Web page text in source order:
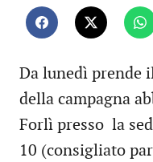
Da lunedì prende
della campagna
Forlì presso la
10 (consigliato